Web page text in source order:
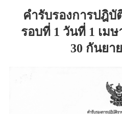
คำรับรองการปฎิบั
รอบที่ 1 วันที่ 1 เม
30 กันยา